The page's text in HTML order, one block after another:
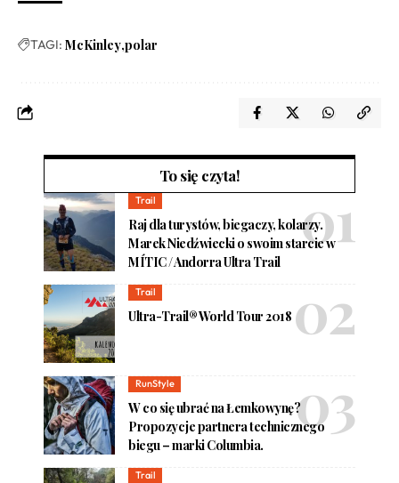
TAGI: McKinley polar
To się czyta!
Trail
Raj dla turystów, biegaczy, kolarzy.
Marek Niedźwiecki o swoim starcie w
MÍTIC / Andorra Ultra Trail
Trail
Ultra-Trail® World Tour 2018
RunStyle
W co się ubrać na Łemkowynę?
Propozycje partnera technicznego
biegu – marki Columbia.
Trail